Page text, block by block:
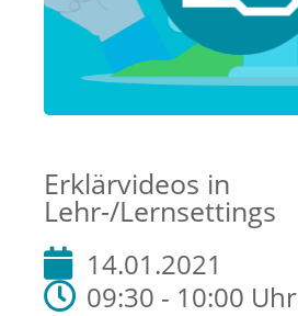
Erklärvideos in
Lehr-/Lernsettings
14.01.2021
09:30 - 10:00 Uhr